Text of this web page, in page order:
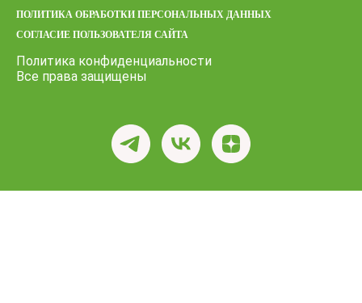
ПОЛИТИКА ОБРАБОТКИ ПЕРСОНАЛЬНЫХ ДАННЫХ
СОГЛАСИЕ ПОЛЬЗОВАТЕЛЯ САЙТА
Политика конфиденциальности
Все права защищены